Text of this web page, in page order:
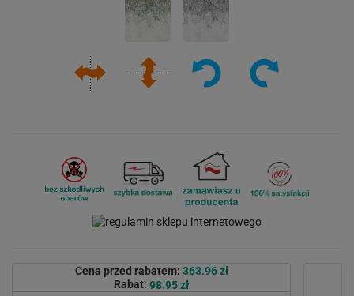
Cena przed rabatem: 363.96 zł
Rabat: 98.95 zł